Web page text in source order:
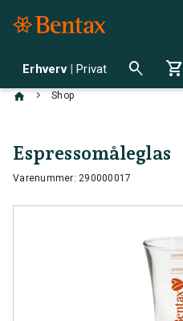
Erhverv | Privat search shopping_cart
chevron_right Shop
Espressomåleglas
Varenummer: 290000017